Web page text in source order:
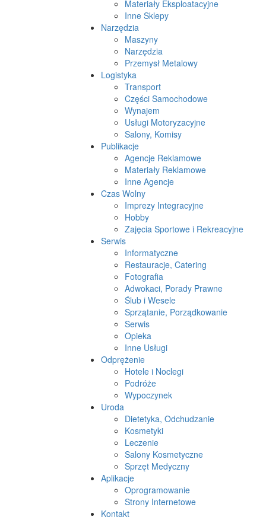
Materiały Eksploatacyjne
Inne Sklepy
Narzędzia
Maszyny
Narzędzia
Przemysł Metalowy
Logistyka
Transport
Części Samochodowe
Wynajem
Usługi Motoryzacyjne
Salony, Komisy
Publikacje
Agencje Reklamowe
Materiały Reklamowe
Inne Agencje
Czas Wolny
Imprezy Integracyjne
Hobby
Zajęcia Sportowe i Rekreacyjne
Serwis
Informatyczne
Restauracje, Catering
Fotografia
Adwokaci, Porady Prawne
Ślub i Wesele
Sprzątanie, Porządkowanie
Serwis
Opieka
Inne Usługi
Odprężenie
Hotele i Noclegi
Podróże
Wypoczynek
Uroda
Dietetyka, Odchudzanie
Kosmetyki
Leczenie
Salony Kosmetyczne
Sprzęt Medyczny
Aplikacje
Oprogramowanie
Strony Internetowe
Kontakt